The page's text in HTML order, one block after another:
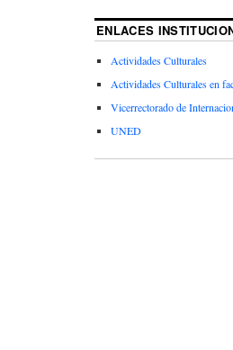
ENLACES
Actividades Culturales
Actividades Culturales en
Vicerrectorado de
UNED